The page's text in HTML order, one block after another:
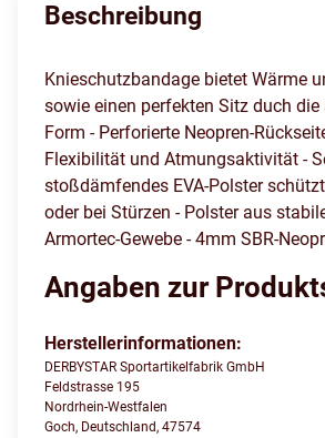
Beschreibung
Knieschutzbandage bietet Wärme
sowie einen perfekten Sitz duch
Form - Perforierte Neopren-
Flexibilität und Atmungsaktivität -
stoßdämfendes EVA-Polster
oder bei Stürzen - Polster aus
Armortec-Gewebe - 4mm SBR-
Angaben zur
Herstellerinformationen:
DERBYSTAR Sportartikelfabrik GmbH
Feldstrasse 195
Nordrhein-Westfalen
Goch, Deutschland, 47574